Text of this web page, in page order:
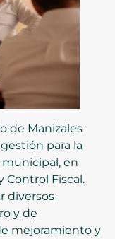
de Manizales
para la
en
Control Fiscal.
diversos
y de
mejoramiento y